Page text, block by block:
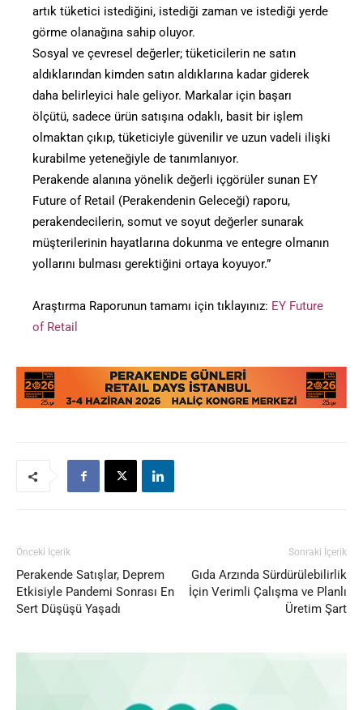
artık tüketici istediğini, istediği zaman ve istediği yerde
görme olanağına sahip oluyor.
Sosyal ve çevresel değerler; tüketicilerin ne satın
aldıklarından kimden satın aldıklarına kadar giderek
daha belirleyici hale geliyor. Markalar için başarı
ölçütü, sadece ürün satışına odaklı, basit bir işlem
olmaktan çıkıp, tüketiciyle güvenilir ve uzun vadeli ilişki
kurabilme yeteneğiyle de tanımlanıyor.
Perakende alanına yönelik değerli içgörüler sunan EY
Future of Retail (Perakendenin Geleceği) raporu,
perakendecilerin, somut ve soyut değerler sunarak
müşterilerinin hayatlarına dokunma ve entegre olmanın
yollarını bulması gerektiğini ortaya koyuyor.”
Araştırma Raporunun tamamı için tıklayınız: EY Future
of Retail
Önceki İçerik
Perakende Satışlar, Deprem
Etkisiyle Pandemi Sonrası En
Sert Düşüşü Yaşadı
Sonraki İçerik
Gıda Arzında Sürdürülebilirlik
İçin Verimli Çalışma ve Planlı
Üretim Şart